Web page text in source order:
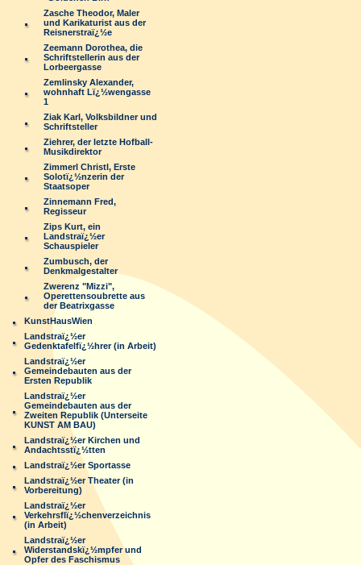
Zasche Theodor, Maler
und Karikaturist aus der
Reisnerstraï¿½e
Zeemann Dorothea, die
Schriftstellerin aus der
Lorbeergasse
Zemlinsky Alexander,
wohnhaft Lï¿½wengasse
1
Ziak Karl, Volksbildner und
Schriftsteller
Ziehrer, der letzte Hofball-
Musikdirektor
Zimmerl Christl, Erste
Solotï¿½nzerin der
Staatsoper
Zinnemann Fred,
Regisseur
Zips Kurt, ein
Landstraï¿½er
Schauspieler
Zumbusch, der
Denkmalgestalter
Zwerenz "Mizzi",
Operettensoubrette aus
der Beatrixgasse
KunstHausWien
Landstraï¿½er
Gedenktafelfï¿½hrer (in Arbeit)
Landstraï¿½er
Gemeindebauten aus der
Ersten Republik
Landstraï¿½er
Gemeindebauten aus der
Zweiten Republik (Unterseite
KUNST AM BAU)
Landstraï¿½er Kirchen und
Andachtsstï¿½tten
Landstraï¿½er Sportasse
Landstraï¿½er Theater (in
Vorbereitung)
Landstraï¿½er
Verkehrsflï¿½chenverzeichnis
(in Arbeit)
Landstraï¿½er
Widerstandskï¿½mpfer und
Opfer des Faschismus